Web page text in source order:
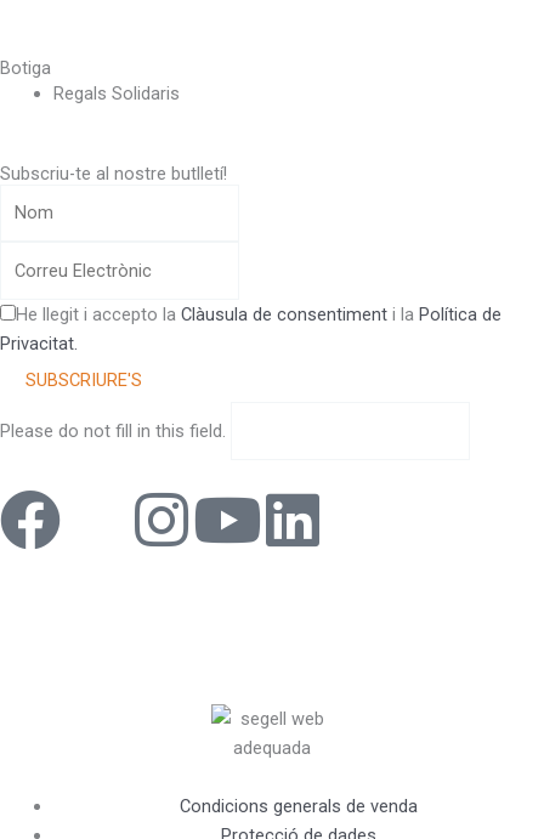
Botiga
Regals Solidaris
Subscriu-te al nostre butlletí!
He llegit i accepto la Clàusula de consentiment i la Política de
Privacitat.
SUBSCRIURE'S
Please do not fill in this field.
F
o
I
g
Y
t
u
b
L
k
e
d
Condicions generals de venda